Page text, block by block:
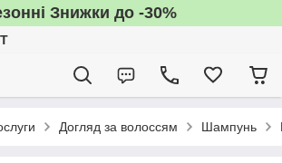
Знижки до -30%
Догляд за волоссям Шампунь